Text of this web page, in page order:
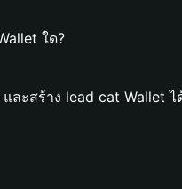
ใด?
ะสร้าง lead cat Wallet ไ